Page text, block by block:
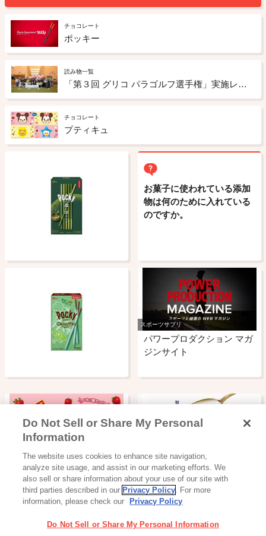
チョコレート
ポッキー
読み物一覧
「第３回 グリコ パラゴルフ選手権」実施レポート
チョコレート
プティキュ
お菓子に使われている添加
物は何のために入れている
のですか。
スポーツサプリ
パワープロダクション マガ
ジンサイト
カプリコ おいしいカスピ海
Do Not Sell or Share My Personal
Information
The website uses cookies to enhance site navigation,
analyze site usage, and assist in our marketing efforts. We
also sell or share information about your use of our site with
third parties described in our Privacy Policy. For more
information, please check our
Privacy Policy
Do Not Sell or Share My Personal Information